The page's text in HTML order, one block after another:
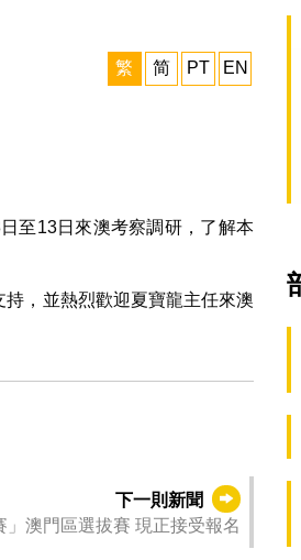
繁 简 PT EN
至13日來澳考察調研，了解本
，並熱烈歡迎夏寶龍主任來澳
下一則新聞
」澳門區選拔賽 現正接受報名